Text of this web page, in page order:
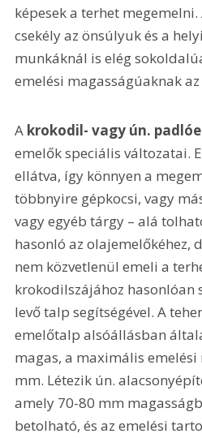
képesek a terhet
csekély az önsúlyuk és a
munkáknál is elég
emelési magasságúaknak
A krokodil- vagy ún.
emelők speciális változatai.
ellátva, így könnyen a
többnyire gépkocsi, vagy
vagy egyéb tárgy – alá
hasonló az olajemelőkéhez,
nem közvetlenül emeli a
krokodilszájához hasonlóan
levő talp segítségével. A
emelőtalp alsóállásban
magas, a maximális
mm. Létezik ún.
amely 70-80 mm
betolható, és az emelési